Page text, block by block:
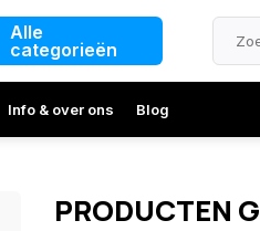
Alle
categorieën
Info & over ons Blog
PRODUCTEN